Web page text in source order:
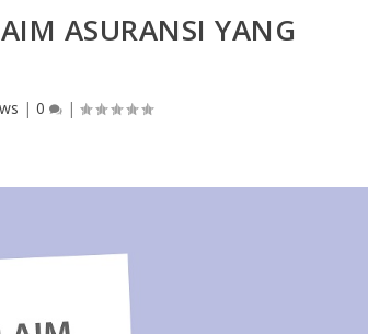
ASURANSI YANG
|0 |